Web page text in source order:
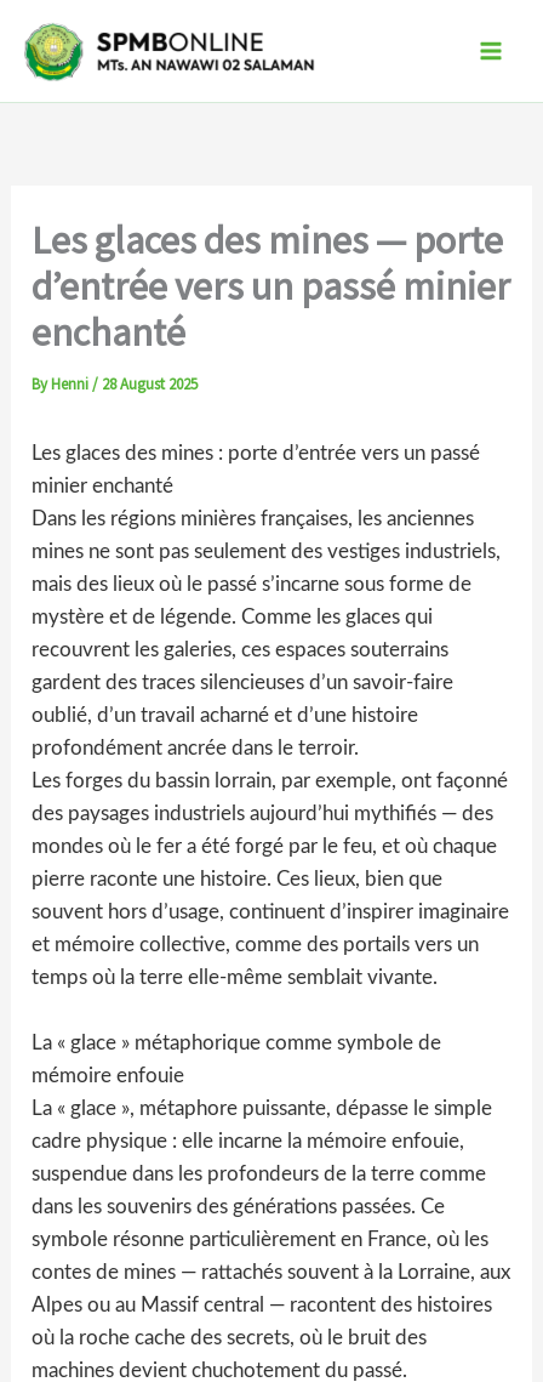
content
Les glaces des mines — porte
d’entrée vers un passé minier
enchanté
ByHenni/ 28 August 2025
Les glaces des mines : porte d’entrée vers un passé
minier enchanté
Dans les régions minières françaises, les anciennes
mines ne sont pas seulement des vestiges industriels,
mais des lieux où le passé s’incarne sous forme de
mystère et de légende. Comme les glaces qui
recouvrent les galeries, ces espaces souterrains
gardent des traces silencieuses d’un savoir-faire
oublié, d’un travail acharné et d’une histoire
profondément ancrée dans le terroir.
Les forges du bassin lorrain, par exemple, ont façonné
des paysages industriels aujourd’hui mythifiés — des
mondes où le fer a été forgé par le feu, et où chaque
pierre raconte une histoire. Ces lieux, bien que
souvent hors d’usage, continuent d’inspirer imaginaire
et mémoire collective, comme des portails vers un
temps où la terre elle-même semblait vivante.
La « glace » métaphorique comme symbole de
mémoire enfouie
La « glace », métaphore puissante, dépasse le simple
cadre physique : elle incarne la mémoire enfouie,
suspendue dans les profondeurs de la terre comme
dans les souvenirs des générations passées. Ce
symbole résonne particulièrement en France, où les
contes de mines — rattachés souvent à la Lorraine, aux
Alpes ou au Massif central — racontent des histoires
où la roche cache des secrets, où le bruit des
machines devient chuchotement du passé.